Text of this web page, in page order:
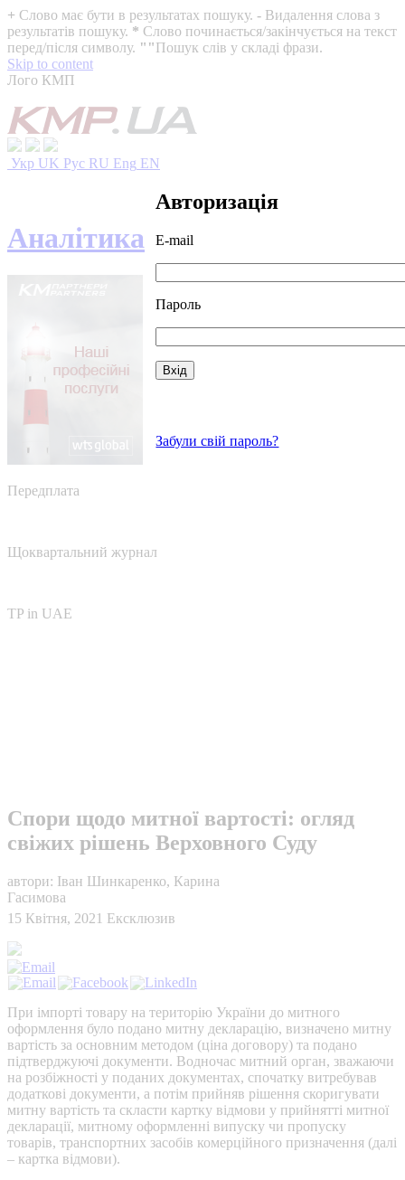
+ Слово має бути в результатах пошуку. - Видалення слова з
результатів пошуку. * Слово починається/закінчується на текст
перед/після символу. ""Пошук слів у складі фрази.
Skip to content
Лого КМП
Укр UK Рус RU Eng EN
Авторизація
E-mail
Пароль
Забули свій пароль?
Аналітика
Передплата
Щоквартальний журнал
TP in UAE
Спори щодо митної вартості: огляд
свіжих рішень Верховного Суду
автори: Іван Шинкаренко, Карина
Гасимова
15 Квітня, 2021 Ексклюзив
При імпорті товару на територію України до митного
оформлення було подано митну декларацію, визначено митну
вартість за основним методом (ціна договору) та подано
підтверджуючі документи. Водночас митний орган, зважаючи
на розбіжності у поданих документах, спочатку витребував
додаткові документи, а потім прийняв рішення скоригувати
митну вартість та скласти картку відмови у прийнятті митної
декларації, митному оформленні випуску чи пропуску
товарів, транспортних засобів комерційного призначення (далі
– картка відмови).